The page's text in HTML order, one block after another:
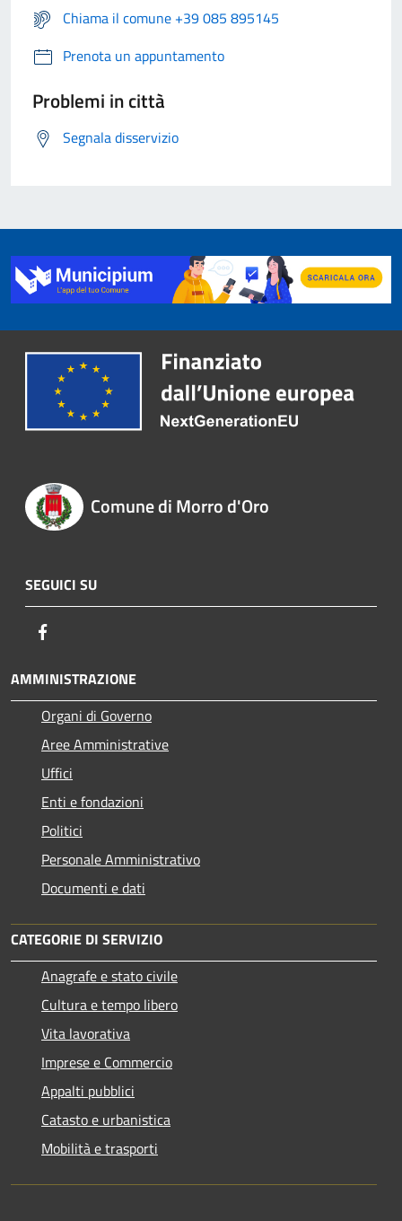
Chiama il comune +39 085 895145
Prenota un appuntamento
Problemi in città
Segnala disservizio
Comune di Morro d'Oro
SEGUICI SU
AMMINISTRAZIONE
Organi di Governo
Aree Amministrative
Uffici
Enti e fondazioni
Politici
Personale Amministrativo
Documenti e dati
CATEGORIE DI SERVIZIO
Anagrafe e stato civile
Cultura e tempo libero
Vita lavorativa
Imprese e Commercio
Appalti pubblici
Catasto e urbanistica
Mobilità e trasporti